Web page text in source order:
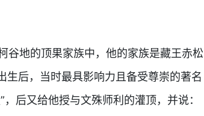
地的顶果家族中，他的家族是藏王赤松
后，当时最具影响力且备受尊崇的著名
后又给他授与文殊师利的灌顶，并说：